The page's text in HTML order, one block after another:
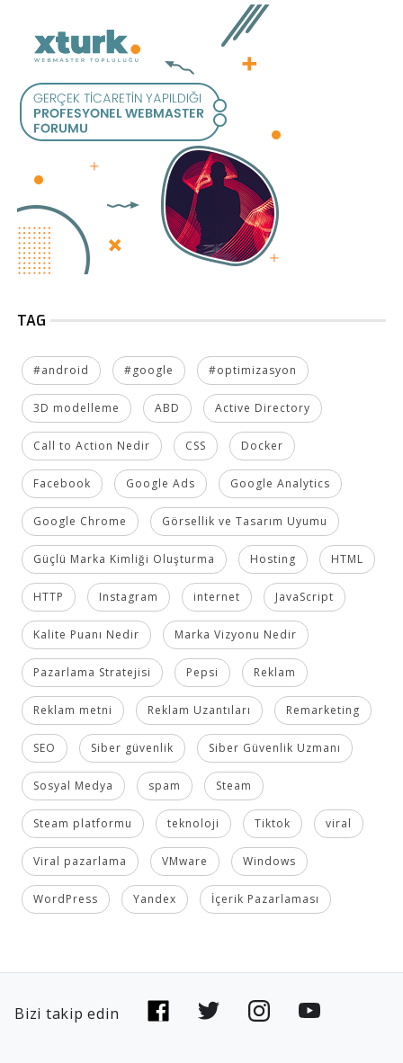
TAG
#android #google #optimizasyon
3D modelleme ABD Active Directory
Call to Action Nedir CSS Docker
Facebook Google Ads Google Analytics
Google Chrome Görsellik ve Tasarım Uyumu
Güçlü Marka Kimliği Oluşturma Hosting HTML
HTTP Instagram internet JavaScript
Kalite Puanı Nedir Marka Vizyonu Nedir
Pazarlama Stratejisi Pepsi Reklam
Reklam metni Reklam Uzantıları Remarketing
SEO Siber güvenlik Siber Güvenlik Uzmanı
Sosyal Medya spam Steam
Steam platformu teknoloji Tiktok viral
Viral pazarlama VMware Windows
WordPress Yandex İçerik Pazarlaması
Bizi takip edin